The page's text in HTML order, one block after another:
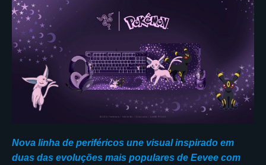
Nova linha de periféricos une visual inspirado em
duas das evoluções mais populares de Eevee com